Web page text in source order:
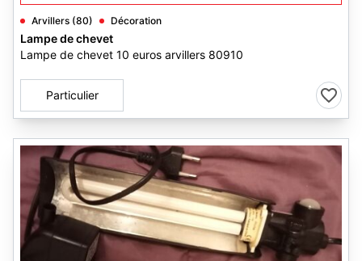
Arvillers (80) Décoration
Lampe de chevet
Lampe de chevet 10 euros arvillers 80910
Particulier